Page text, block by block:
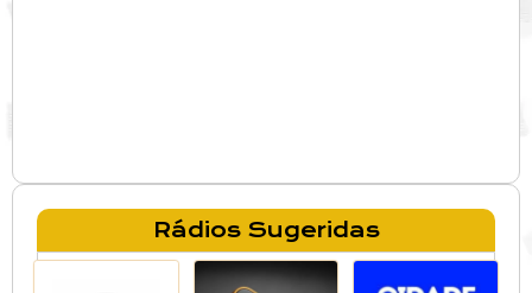
Rádios Sugeridas